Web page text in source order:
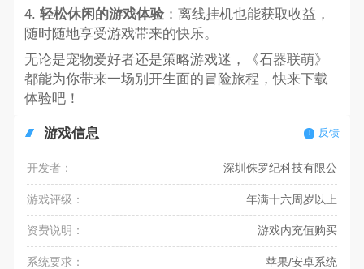
4. 轻松休闲的游戏体验：离线挂机也能获取收益，
随时随地享受游戏带来的快乐。
无论是宠物爱好者还是策略游戏迷，《石器联萌》
都能为你带来一场别开生面的冒险旅程，快来下载
体验吧！
游戏信息 反馈
开发者： 深圳侏罗纪科技有限公
游戏评级： 年满十六周岁以上
资费说明： 游戏内充值购买
系统要求： 苹果/安卓系统